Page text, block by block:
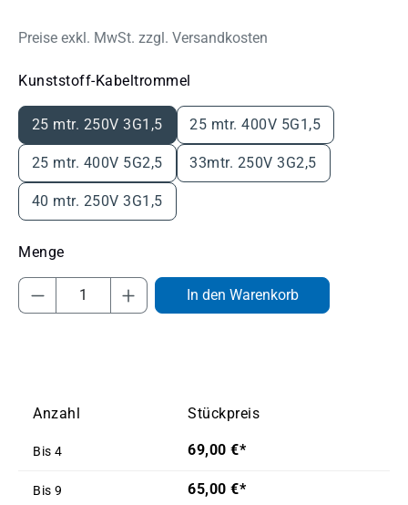
Preise exkl. MwSt. zzgl. Versandkosten
Kunststoff-Kabeltrommel
25 mtr. 250V 3G1,5 25 mtr. 400V 5G1,5
25 mtr. 400V 5G2,5 33mtr. 250V 3G2,5
40 mtr. 250V 3G1,5
Produkt Anzahl: Gib den gewünschten
In den Warenkorb
Anzahl Stückpreis
Bis 4 69,00 €*
Bis 9 65,00 €*